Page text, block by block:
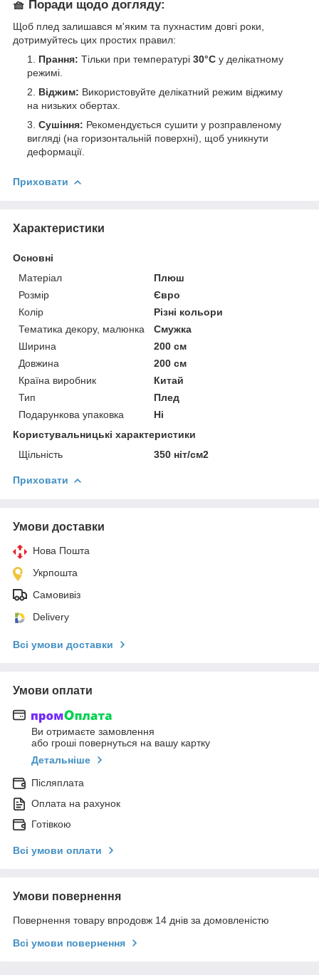
🧺 Поради щодо догляду:
Щоб плед залишався м'яким та пухнастим довгі роки,
дотримуйтесь цих простих правил:
Прання: Тільки при температурі 30°C у делікатному
режимі.
Віджим: Використовуйте делікатний режим віджиму
на низьких обертах.
Сушіння: Рекомендується сушити у розправленому
вигляді (на горизонтальній поверхні), щоб уникнути
деформації.
Приховати
Характеристики
Основні
Матеріал
Плюш
Розмір
Євро
Колір
Різні кольори
Тематика декору, малюнка
Смужка
Ширина
200 см
Довжина
200 см
Країна виробник
Китай
Тип
Плед
Подарункова упаковка
Ні
Користувальницькі характеристики
Щільність
350 ніт/см2
Приховати
Умови доставки
Нова Пошта
Укрпошта
Самовивіз
Delivery
Всі умови доставки
Умови оплати
Ви отримаєте замовлення
або гроші повернуться на вашу картку
Детальніше
Післяплата
Оплата на рахунок
Готівкою
Всі умови оплати
Умови повернення
Повернення товару впродовж 14 днів за домовленістю
Всі умови повернення